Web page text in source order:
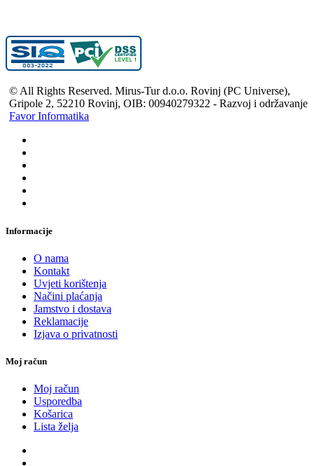
© All Rights Reserved. Mirus-Tur d.o.o. Rovinj (PC Universe),
Gripole 2, 52210 Rovinj, OIB: 00940279322 - Razvoj i održavanje
Favor Informatika
Informacije
O nama
Kontakt
Uvjeti korištenja
Načini plaćanja
Jamstvo i dostava
Reklamacije
Izjava o privatnosti
Moj račun
Moj račun
Usporedba
Košarica
Lista želja